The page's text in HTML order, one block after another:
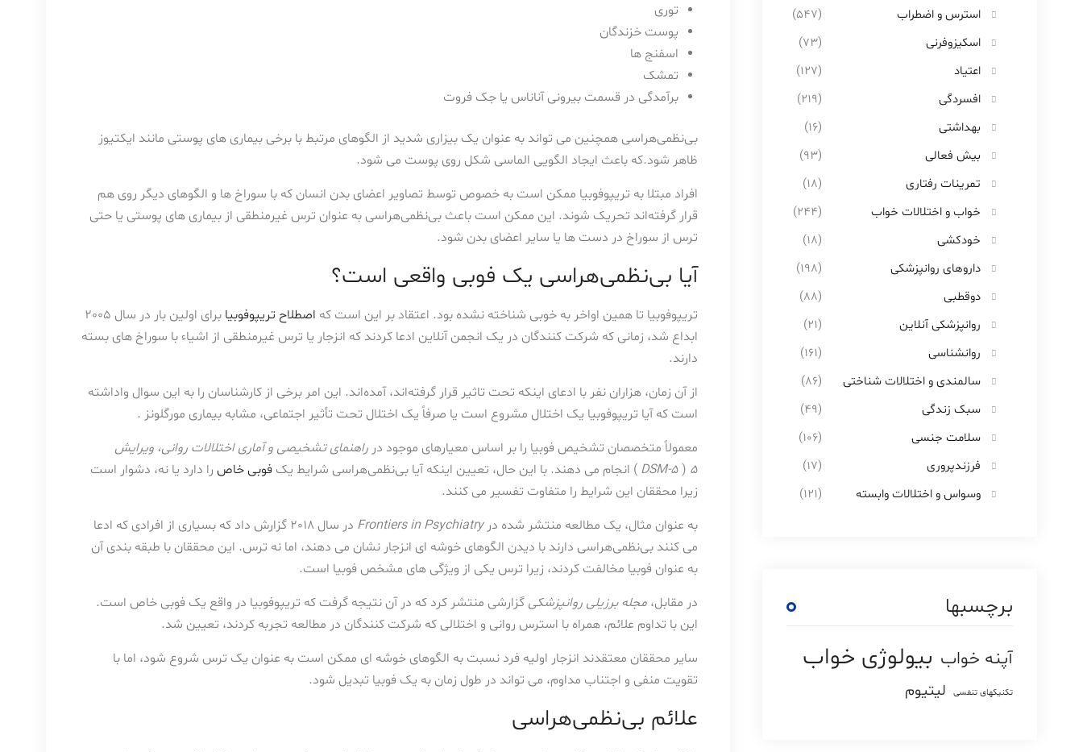
توری
پوست خزندگان
اسفنج ها
تمشک
برآمدگی در قسمت بیرونی آناناس یا جک فروت
بی‌نظمی‌هراسی همچنین می تواند به عنوان یک بیزاری شدید از الگوهای مرتبط با برخی بیماری های پوستی مانند ایکتیوز
ظاهر شود.که باعث ایجاد الگویی الماسی شکل روی پوست می شود.
افراد مبتلا به تریپوفوبیا ممکن است به خصوص توسط تصاویر اعضای بدن انسان که با سوراخ ها و الگوهای دیگر روی هم
قرار گرفته‌اند تحریک شوند. این ممکن است باعث بی‌نظمی‌هراسی به عنوان ترس غیرمنطقی از بیماری های پوستی یا حتی
ترس از سوراخ در دست ها یا سایر اعضای بدن شود.
آیا بی‌نظمی‌هراسی یک فوبی واقعی است؟
تریپوفوبیا تا همین اواخر به خوبی شناخته نشده بود. اعتقاد بر این است که اصطلاح تریپوفوبیا
برای اولین بار در سال 2005
ابداع شد، زمانی که شرکت کنندگان در یک انجمن آنلاین ادعا کردند که انزجار یا ترس غیرمنطقی از اشیاء با سوراخ های بسته
دارند.
از آن زمان، هزاران نفر با ادعای اینکه تحت تاثیر قرار گرفته‌اند، آمده‌اند. این امر برخی از کارشناسان را به این سوال واداشته
است که آیا تریپوفوبیا یک اختلال مشروع است یا صرفاً یک اختلال تحت تأثیر اجتماعی، مشابه بیماری مورگلونز .
معمولاً متخصصان تشخیص فوبیا را بر اساس معیارهای موجود در راهنمای تشخیصی و آماری اختلالات روانی، ویرایش
5
(
DSM-5 ) انجام می دهند. با این حال، تعیین اینکه آیا بی‌نظمی‌هراسی شرایط یک فوبی خاص را دارد یا نه، دشوار است
زیرا محققان این شرایط را متفاوت تفسیر می کنند.
به عنوان مثال، یک مطالعه منتشر شده درFrontiers in Psychiatry
در سال 2018 گزارش داد که بسیاری از افرادی که ادعا
می کنند بی‌نظمی‌هراسی دارند با دیدن الگوهای خوشه ای انزجار نشان می دهند، اما نه ترس. این محققان با طبقه بندی آن
به عنوان فوبیا مخالفت کردند، زیرا ترس یکی از ویژگی های مشخص فوبیا است.
در مقابل، مجله برزیلی روانپزشکی گزارشی منتشر کرد که در آن نتیجه گرفت که تریپوفوبیا در واقع یک فوبی خاص است.
این با تداوم علائم، همراه با استرس روانی و اختلالی که شرکت کنندگان در مطالعه تجربه کردند، تعیین شد.
سایر محققان معتقدند انزجار اولیه فرد نسبت به الگوهای خوشه ای ممکن است به عنوان یک ترس شروع شود، اما با
تقویت منفی و اجتناب مداوم، می تواند در طول زمان به یک فوبیا تبدیل شود.
علائم بی‌نظمی‌هراسی
استرس و اضطراب
(547)
اسکیزوفرنی
(73)
اعتیاد
(127)
افسردگی
(219)
بهداشتی
(16)
بیش فعالی
(93)
تمرینات رفتاری
(18)
خواب و اختلالات خواب
(244)
خودکشی
(18)
داروهای روانپزشکی
(198)
دوقطبی
(88)
روانپزشکی آنلاین
(21)
روانشناسی
(161)
سالمندی و اختلالات شناختی
(86)
سبک زندگی
(49)
سلامت جنسی
(106)
فرزندپروری
(17)
وسواس و اختلالات وابسته
(121)
برچسبها
آپنه خواب بیولوژی خواب
تکنیکهای تنفسی لیتیوم